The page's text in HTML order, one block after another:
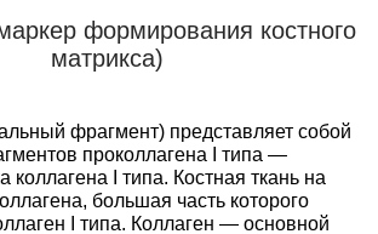
формирования костного
матрикса)
фрагмент) представляет собой
проколлагена I типа —
коллагена I типа. Костная ткань на
большая часть которого
I типа. Коллаген — основной